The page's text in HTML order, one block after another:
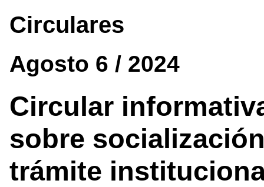
Circulares
Agosto 6 / 2024
Circular
sobre
trámite